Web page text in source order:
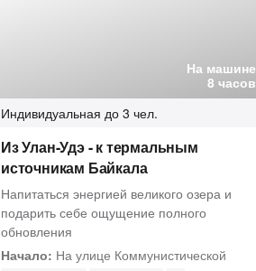
На машине
8 часов
Индивидуальная до 3 чел.
Из Улан-Удэ - к термальным
источникам Байкала
Напитаться энергией великого озера и
подарить себе ощущение полного
обновления
Начало: На улице Коммунистической